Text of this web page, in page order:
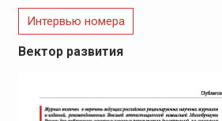
Интервью номера
Вектор развития